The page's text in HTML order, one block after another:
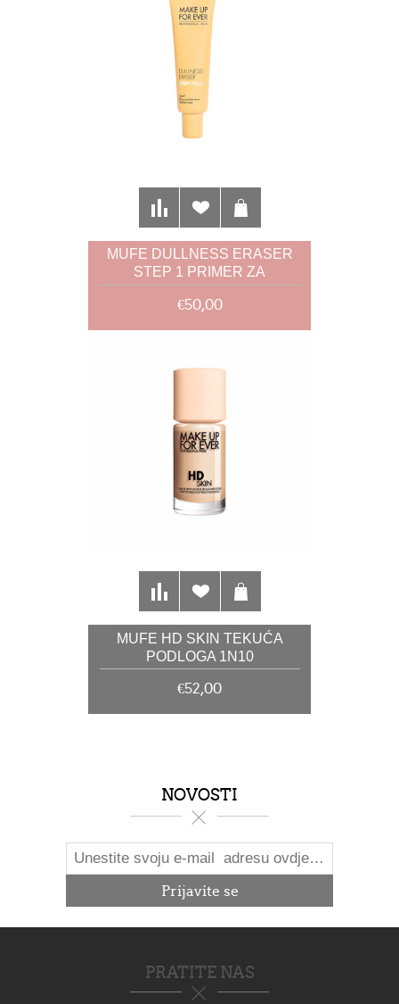
MUFE DULLNESS ERASER
STEP 1 PRIMER ZA
UKLANJANJE UMORNOG
TENA
€50,00
MUFE HD SKIN TEKUĆA
PODLOGA 1N10
€52,00
NOVOSTI
PRATITE NAS